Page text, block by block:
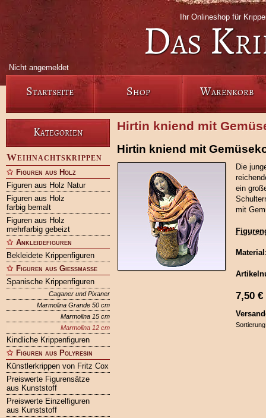
Ihr Onlineshop für
Das
Nicht angemeldet
Startseite Shop Warenkorb
Kategorien
Weihnachtskrippen
Figuren aus Holz
Figuren aus Holz Natur
Figuren aus Holz
farbig bemalt
Figuren aus Holz
mehrfarbig gebeizt
Ankleidefiguren
Bekleidete Krippenfiguren
Figuren aus Gießmasse
Spanische Krippenfiguren
Caganer und Pixaner
Marmolina Grande 50 cm
Marmolina 15 cm
Marmolina 12 cm
Kindliche Krippenfiguren
Figuren aus Polyresin
Künstlerkrippen von Fritz Cox
Preiswerte Figurensätze
aus Kunststoff
Preiswerte Einzelfiguren
aus Kunststoff
Hirtin kniend mit
Hirtin kniend mit
Die
ein
mit
7,50 €